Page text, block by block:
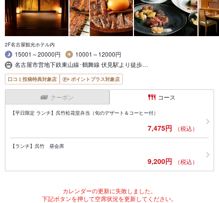
2F名古屋観光ホテル内
15001～20000円
10001～12000円
名古屋市営地下鉄東山線･鶴舞線 伏見駅より徒歩…
口コミ投稿特典対象店 ポイントプラス対象店
クーポン コース
【平日限定 ランチ】呉竹松花堂弁当（旬のデザート＆コーヒー付）
7,475円 （税込）
【ランチ】呉竹 昼会席
9,200円 （税込）
カレンダーの更新に失敗しました。
下記ボタンを押して空席状況を更新してください。